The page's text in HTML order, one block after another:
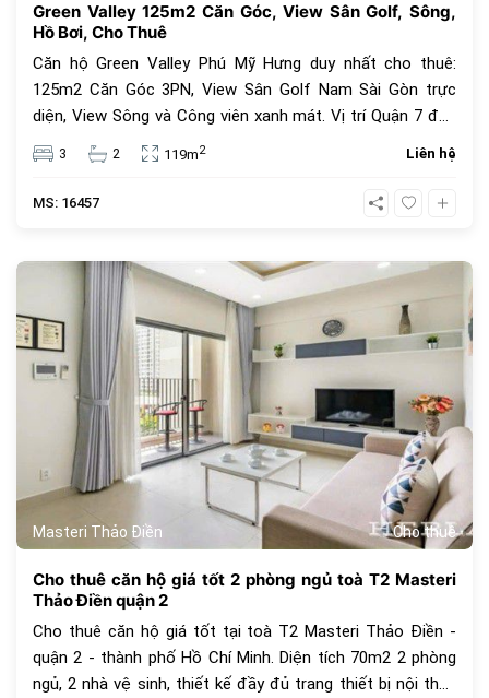
Green Valley 125m2 Căn Góc, View Sân Golf, Sông,
Hồ Bơi, Cho Thuê
Căn hộ Green Valley Phú Mỹ Hưng duy nhất cho thuê:
125m2 Căn Góc 3PN, View Sân Golf Nam Sài Gòn trực
diện, View Sông và Công viên xanh mát. Vị trí Quận 7 đắc
địa. Sống như resort.
3 2 119m2 Liên hệ
MS: 16457
Masteri Thảo Điền Cho thuê
Cho thuê căn hộ giá tốt 2 phòng ngủ toà T2 Masteri
Thảo Điền quận 2
Cho thuê căn hộ giá tốt tại toà T2 Masteri Thảo Điền -
quận 2 - thành phố Hồ Chí Minh. Diện tích 70m2 2 phòng
ngủ, 2 nhà vệ sinh, thiết kế đầy đủ trang thiết bị nội thấp